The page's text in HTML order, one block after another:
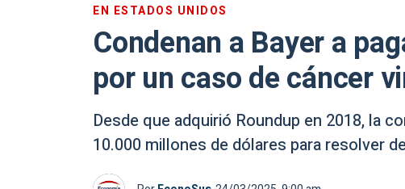
EN ESTADOS UNIDOS
Condenan a Bayer a
por un caso de cáncer
Desde que adquirió Roundup en 2018, la
10.000 millones de dólares para resolver